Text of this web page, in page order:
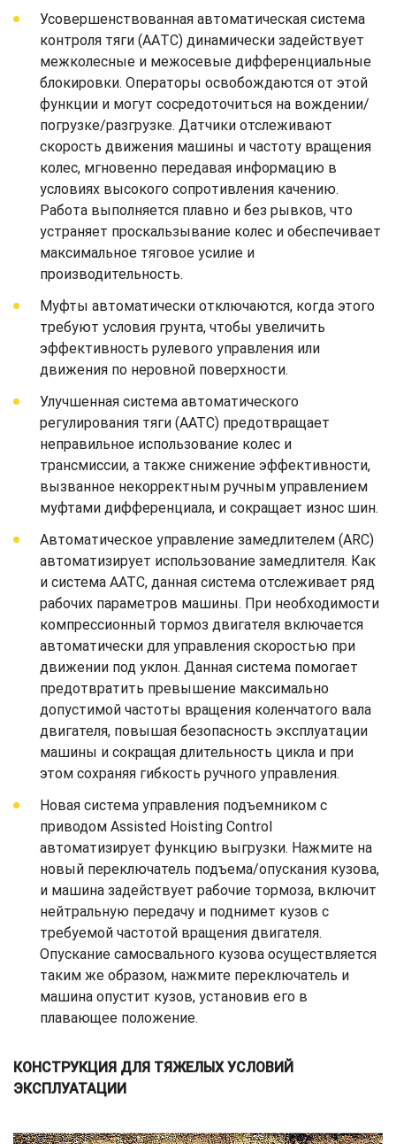
Усовершенствованная автоматическая система
контроля тяги (AАTC) динамически задействует
межколесные и межосевые дифференциальные
блокировки. Операторы освобождаются от этой
функции и могут сосредоточиться на вождении/
погрузке/разгрузке. Датчики отслеживают
скорость движения машины и частоту вращения
колес, мгновенно передавая информацию в
условиях высокого сопротивления качению.
Работа выполняется плавно и без рывков, что
устраняет проскальзывание колес и обеспечивает
максимальное тяговое усилие и
производительность.
Муфты автоматически отключаются, когда этого
требуют условия грунта, чтобы увеличить
эффективность рулевого управления или
движения по неровной поверхности.
Улучшенная система автоматического
регулирования тяги (AATC) предотвращает
неправильное использование колес и
трансмиссии, а также снижение эффективности,
вызванное некорректным ручным управлением
муфтами дифференциала, и сокращает износ шин.
Автоматическое управление замедлителем (ARC)
автоматизирует использование замедлителя. Как
и система AATC, данная система отслеживает ряд
рабочих параметров машины. При необходимости
компрессионный тормоз двигателя включается
автоматически для управления скоростью при
движении под уклон. Данная система помогает
предотвратить превышение максимально
допустимой частоты вращения коленчатого вала
двигателя, повышая безопасность эксплуатации
машины и сокращая длительность цикла и при
этом сохраняя гибкость ручного управления.
Новая система управления подъемником с
приводом Assisted Hoisting Control
автоматизирует функцию выгрузки. Нажмите на
новый переключатель подъема/опускания кузова,
и машина задействует рабочие тормоза, включит
нейтральную передачу и поднимет кузов с
требуемой частотой вращения двигателя.
Опускание самосвального кузова осуществляется
таким же образом, нажмите переключатель и
машина опустит кузов, установив его в
плавающее положение.
КОНСТРУКЦИЯ ДЛЯ ТЯЖЕЛЫХ УСЛОВИЙ
ЭКСПЛУАТАЦИИ